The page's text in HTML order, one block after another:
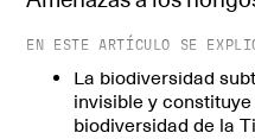
EN ESTE ARTÍCULO SE
La biodiversidad
invisible y
biodiversidad de la